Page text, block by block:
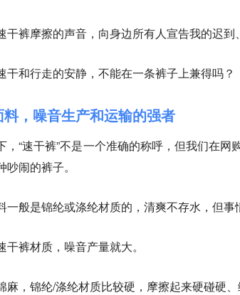
干裤摩擦的声音，向身边所有人宣告我的迟到
干和行走的安静，不能在一条裤子上兼得吗？
，噪音生产和运输的强者
，“速干裤”不是一个准确的称呼，但我们在网
吵闹的裤子。
一般是锦纶或涤纶材质的，清爽不存水，但事
干裤材质，噪音产量就大。
麻，锦纶/涤纶材质比较硬，摩擦起来硬碰硬